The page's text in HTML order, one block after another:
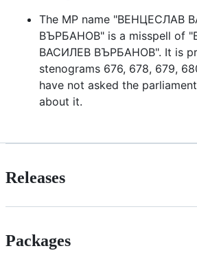
The MP name "ВЕНЦЕСЛАВ
ВЪРБАНОВ" is a misspell of
ВАСИЛЕВ ВЪРБАНОВ". It is
stenograms 676, 678, 679,
have not asked the
about it.
Releases
Packages